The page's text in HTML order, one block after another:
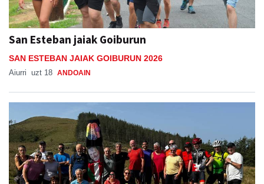
San Esteban jaiak Goiburun
SAN ESTEBAN JAIAK GOIBURUN 2026
Aiurri uzt 18 ANDOAIN